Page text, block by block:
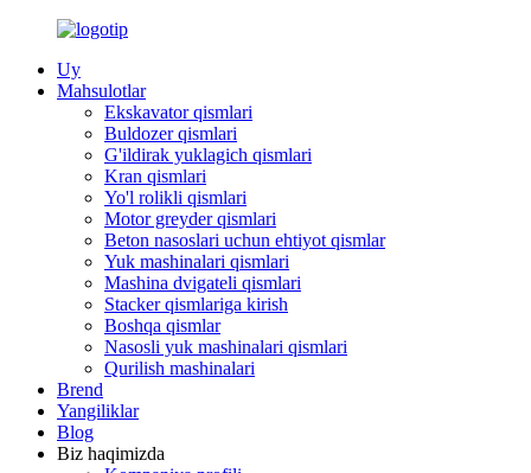
Uy
Mahsulotlar
Ekskavator qismlari
Buldozer qismlari
G'ildirak yuklagich qismlari
Kran qismlari
Yo'l rolikli qismlari
Motor greyder qismlari
Beton nasoslari uchun ehtiyot qismlar
Yuk mashinalari qismlari
Mashina dvigateli qismlari
Stacker qismlariga kirish
Boshqa qismlar
Nasosli yuk mashinalari qismlari
Qurilish mashinalari
Brend
Yangiliklar
Blog
Biz haqimizda